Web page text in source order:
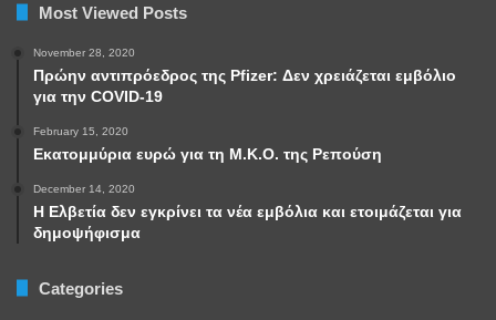
Most Viewed Posts
November 28, 2020
Πρώην αντιπρόεδρος της Pfizer: Δεν χρειάζεται εμβόλιο
για την COVID-19
February 15, 2020
Εκατομμύρια ευρώ για τη Μ.Κ.Ο. της Ρεπούση
December 14, 2020
Η Ελβετία δεν εγκρίνει τα νέα εμβόλια και ετοιμάζεται για
δημοψήφισμα
Categories